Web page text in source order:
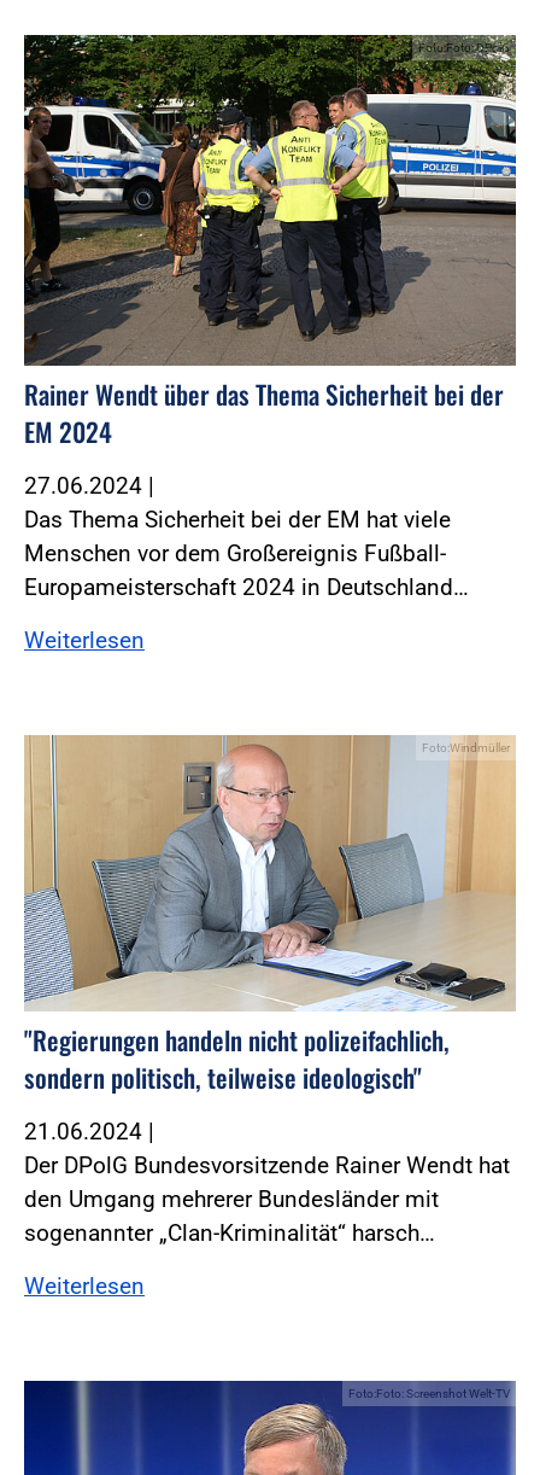
Foto:Foto: DPolG
Rainer Wendt über das Thema Sicherheit bei der
EM 2024
27.06.2024 |
Das Thema Sicherheit bei der EM hat viele
Menschen vor dem Großereignis Fußball-
Europameisterschaft 2024 in Deutschland…
Weiterlesen
Foto:Windmüller
"Regierungen handeln nicht polizeifachlich,
sondern politisch, teilweise ideologisch"
21.06.2024 |
Der DPolG Bundesvorsitzende Rainer Wendt hat
den Umgang mehrerer Bundesländer mit
sogenannter „Clan-Kriminalität“ harsch…
Weiterlesen
Foto:Foto: Screenshot Welt-TV